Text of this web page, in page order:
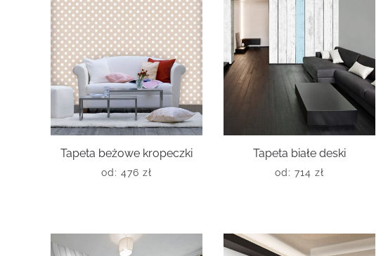
Tapeta beżowe kropeczki
od: 476 zł
Tapeta białe deski
od: 714 zł